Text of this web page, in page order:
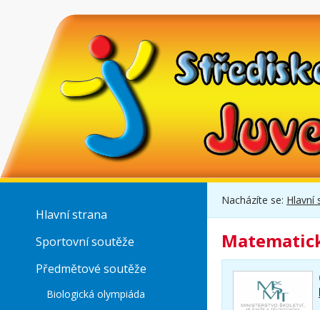
Hlavní strana
Sportovní soutěže
Předmětové soutěže
Biologická olympiáda
Nacházíte se: Hlavní